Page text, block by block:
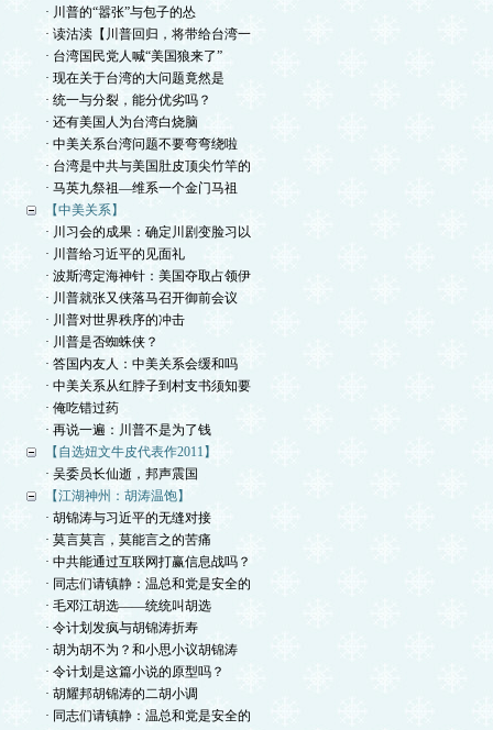
· 川普的“嚣张”与包子的怂
· 读沽渎【川普回归，将带给台湾一
· 台湾国民党人喊“美国狼来了”
· 现在关于台湾的大问题竟然是
· 统一与分裂，能分优劣吗？
· 还有美国人为台湾白烧脑
· 中美关系台湾问题不要弯弯绕啦
· 台湾是中共与美国肚皮顶尖竹竿的
· 马英九祭祖—维系一个金门马祖
【中美关系】
· 川习会的成果：确定川剧变脸习以
· 川普给习近平的见面礼
· 波斯湾定海神针：美国夺取占领伊
· 川普就张又侠落马召开御前会议
· 川普对世界秩序的冲击
· 川普是否蜘蛛侠？
· 答国内友人：中美关系会缓和吗
· 中美关系从红脖子到村支书须知要
· 俺吃错过药
· 再说一遍：川普不是为了钱
【自选妞文牛皮代表作2011】
· 吴委员长仙逝，邦声震国
【江湖神州：胡涛温饱】
· 胡锦涛与习近平的无缝对接
· 莫言莫言，莫能言之的苦痛
· 中共能通过互联网打赢信息战吗？
· 同志们请镇静：温总和党是安全的
· 毛邓江胡选——统统叫胡选
· 令计划发疯与胡锦涛折寿
· 胡为胡不为？和小思小议胡锦涛
· 令计划是这篇小说的原型吗？
· 胡耀邦胡锦涛的二胡小调
· 同志们请镇静：温总和党是安全的